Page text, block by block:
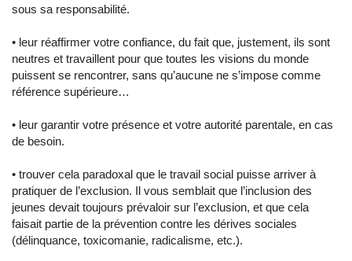
sous sa responsabilité.
• leur réaffirmer votre confiance, du fait que, justement, ils sont
neutres et travaillent pour que toutes les visions du monde
puissent se rencontrer, sans qu’aucune ne s’impose comme
référence supérieure…
• leur garantir votre présence et votre autorité parentale, en cas
de besoin.
• trouver cela paradoxal que le travail social puisse arriver à
pratiquer de l’exclusion. Il vous semblait que l’inclusion des
jeunes devait toujours prévaloir sur l’exclusion, et que cela
faisait partie de la prévention contre les dérives sociales
(délinquance, toxicomanie, radicalisme, etc.).